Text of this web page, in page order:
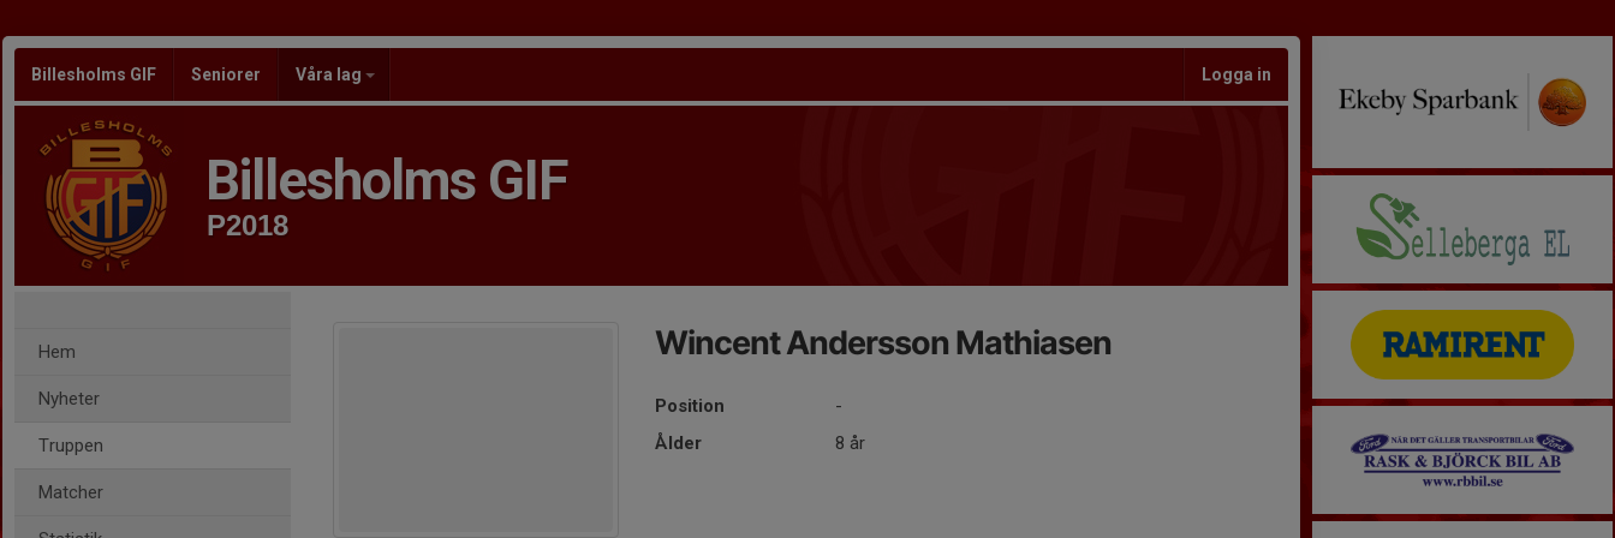
Billesholms GIF Seniorer Våra lag Logga in
Billesholms GIF
P2018
Hem
Nyheter
Truppen
Matcher
Wincent Andersson Mathiasen
Position
-
Ålder
8 år